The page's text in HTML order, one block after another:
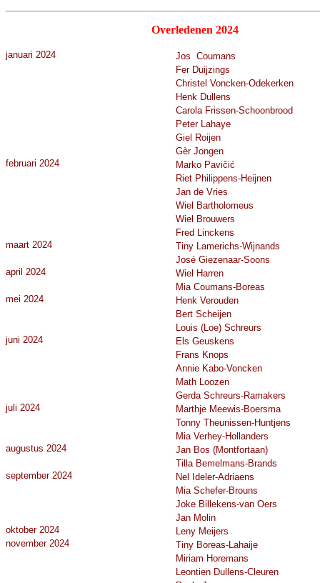
Overledenen 2024
januari 2024
Jos Coumans
Fer Duijzings
Christel Voncken-Odekerken
Henk Dullens
Carola Frissen-Schoonbrood
Peter Lahaye
Giel Roijen
Gèr Jongen
februari 2024
Marko Pavičić
Riet Philippens-Heijnen
Jan de Vries
Wiel Bartholomeus
Wiel Brouwers
Fred Linckens
maart 2024
Tiny Lamerichs-Wijnands
José Giezenaar-Soons
april 2024
Wiel Harren
Mia Coumans-Boreas
mei 2024
Henk Verouden
Bert Scheijen
Louis (Loe) Schreurs
juni 2024
Els Geuskens
Frans Knops
Annie Kabo-Voncken
Math Loozen
Gerda Schreurs-Ramakers
juli 2024
Marthje Meewis-Boersma
Tonny Theunissen-Huntjens
Mia Verhey-Hollanders
augustus 2024
Jan Bos (Montfortaan)
Tilla Bemelmans-Brands
september 2024
Nel Ideler-Adriaens
Mia Schefer-Brouns
Joke Billekens-van Oers
Jan Molin
oktober 2024
Leny Meijers
november 2024
Tiny Boreas-Lahaije
Miriam Horemans
Leontien Dullens-Cleuren